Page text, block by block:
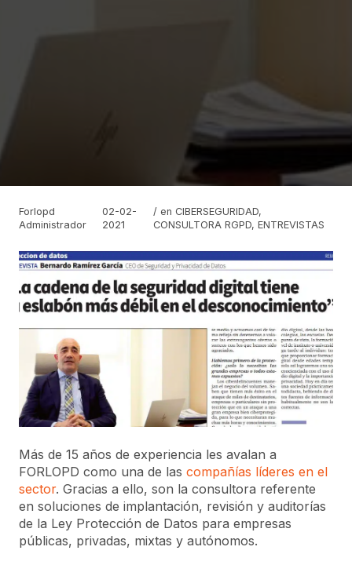
Forlopd
Administrador
02-02-
2021
/ en CIBERSEGURIDAD,
CONSULTORA RGPD,ENTREVISTAS
Más de 15 años de experiencia les avalan a
FORLOPD como una de las compañías líderes en el
sector. Gracias a ello, son la consultora referente
en soluciones de implantación, revisión y auditorías
de la Ley Protección de Datos para empresas
públicas, privadas, mixtas y autónomos.